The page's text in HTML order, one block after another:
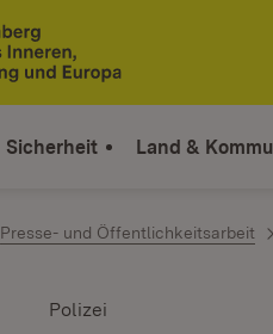
Sicherheit Land &
Presse- und Öffentlichkeitsarbeit
Polizei